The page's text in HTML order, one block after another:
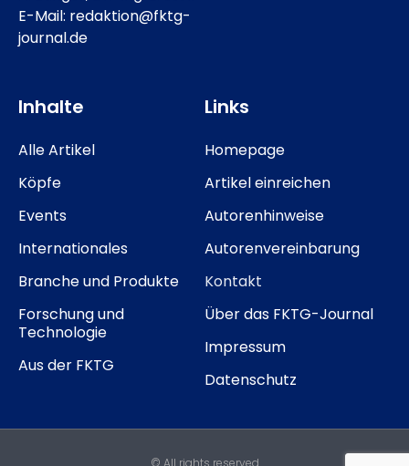
E-Mail: redaktion@fktg-
journal.de
Inhalte
Alle Artikel
Köpfe
Events
Internationales
Branche und Produkte
Forschung und
Technologie
Aus der FKTG
Links
Homepage
Artikel einreichen
Autorenhinweise
Autorenvereinbarung
Kontakt
Über das FKTG-Journal
Impressum
Datenschutz